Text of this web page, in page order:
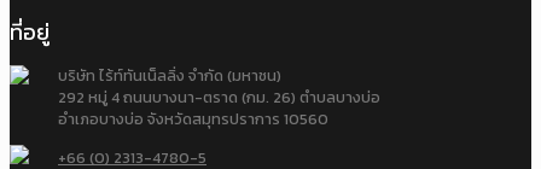
ที่อยู่
บริษัท ไร้ท์ทันเน็ลลิ่ง จำกัด (มหาชน)
292 หมู่ 4 ถนนบางนา-ตราด (กม. 26) ตำบลบางบ่อ
อำเภอบางบ่อ จังหวัดสมุทรปราการ 10560
+66 (0) 2313-4780-5